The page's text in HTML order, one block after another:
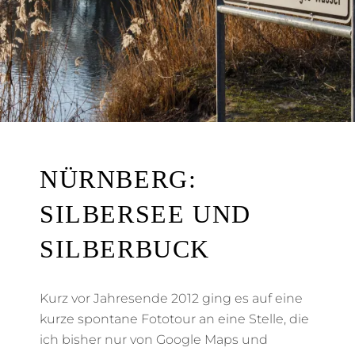
NÜRNBERG:
SILBERSEE UND
SILBERBUCK
Kurz vor Jahresende 2012 ging es auf eine
kurze spontane Fototour an eine Stelle, die
ich bisher nur von Google Maps und